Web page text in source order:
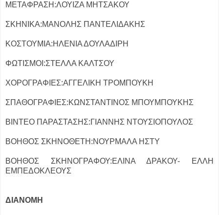
ΜΕΤΑΦΡΑΣΗ:ΛΟΥΙΖΑ ΜΗΤΣΑΚΟΥ
ΣΚΗΝΙΚΑ:ΜΑΝΟΛΗΣ ΠΑΝΤΕΛΙΔΑΚΗΣ
ΚΟΣΤΟΥΜΙΑ:ΗΛΕΝΙΑ ΔΟΥΛΑΔΙΡΗ
ΦΩΤΙΣΜΟΙ:ΣΤΕΛΛΑ ΚΑΛΤΣΟΥ
ΧΟΡΟΓΡΑΦΙΕΣ:ΑΓΓΕΛΙΚΗ ΤΡΟΜΠΟΥΚΗ
ΣΠΑΘΟΓΡΑΦΙΕΣ:ΚΩΝΣΤΑΝΤΙΝΟΣ ΜΠΟΥΜΠΟΥΚΗΣ
ΒΙΝΤΕΟ ΠΑΡΑΣΤΑΣΗΣ:ΓΙΑΝΝΗΣ ΝΤΟΥΣΙΟΠΟΥΛΟΣ
ΒΟΗΘΟΣ ΣΚΗΝΟΘΕΤΗ:ΝΟΥΡΜΑΛΑ ΗΣΤΥ
ΒΟΗΘΟΣ ΣΚΗΝΟΓΡΑΦΟΥ:ΕΛΙΝΑ ΔΡΑΚΟΥ-
ΕΛΛΗ
ΕΜΠΕΔΟΚΛΕΟΥΣ
ΔΙΑΝΟΜΗ